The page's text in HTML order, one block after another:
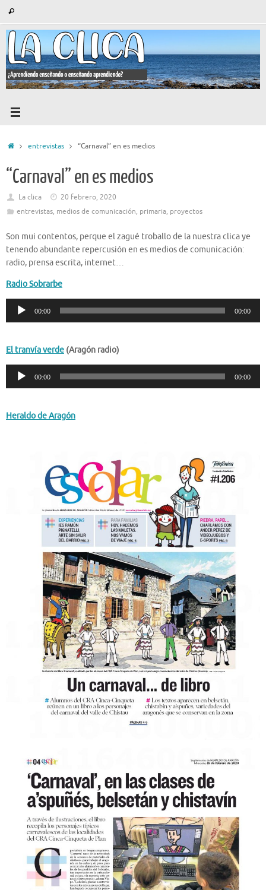
contenido
Buscar
Inicioentrevistas “Carnaval” en es medios
“Carnaval” en es medios
La clica
20 febrero, 2020
entrevistas, medios de comunicación, primaria, proyectos
Son mui contentos, perque el zagué troballo de la nuestra clica ye
tenendo abundante repercusión en es medios de comunicación:
radio, prensa escrita, internet…
Radio Sobrarbe
Reproductor
00:00 00:00
El tranvía verde (Aragón radio)
Reproductor
00:00 00:00
Heraldo de Aragón